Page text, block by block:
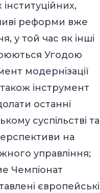
реформи вже
у той час як інші
Угодою
модернізації
інструмент
останні
суспільстві та
на
управління;
Чемпіонат
європейські